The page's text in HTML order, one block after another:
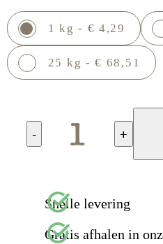
1 kg - € 4,29
25 kg - € 68,51
- +
Snelle levering
Gratis afhalen in